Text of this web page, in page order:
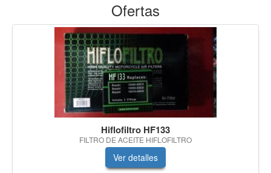
Ofertas
Hiflofiltro HF133
FILTRO DE ACEITE HIFLOFILTRO
Ver detalles